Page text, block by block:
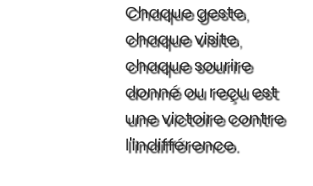
Chaque geste,
chaque visite,
chaque sourire
donné ou reçu est
une victoire contre
l'indifférence.